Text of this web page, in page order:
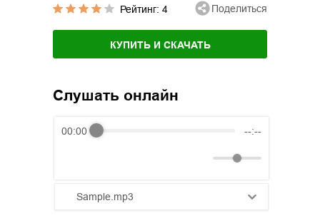
Рейтинг: 4 Поделиться
КУПИТЬ И СКАЧАТЬ
Слушать онлайн
00:00 --:--
Sample.mp3